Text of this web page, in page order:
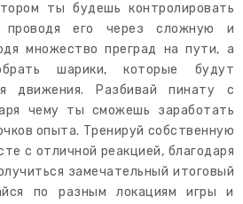
ты будешь контролировать
проводя его через сложную и
множество преград на пути, а
шарики, которые будут
движения. Разбивай пинату с
чему ты сможешь заработать
опыта. Тренируй собственную
с отличной реакцией, благодаря
замечательный итоговый
по разным локациям игры и